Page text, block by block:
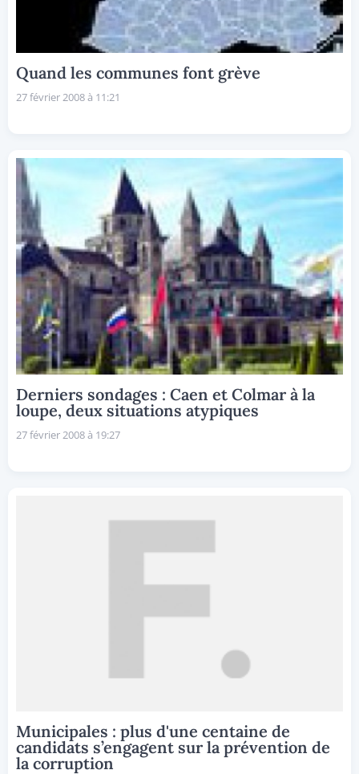
Quand les communes font grève
27 février 2008 à 11:21
Derniers sondages : Caen et Colmar à la
loupe, deux situations atypiques
27 février 2008 à 19:27
Municipales : plus d'une centaine de
candidats s’engagent sur la prévention de
la corruption